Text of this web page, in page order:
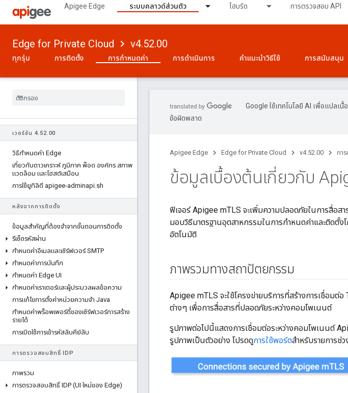
Apigee Edge ระบบคลาวด์ส่วนตัว ไฮบริด การตรวจสอบ API
Edge for Private Cloud v4.52.00
ทุกรุ่น การติดตั้ง การกำหนดค่า การดำเนินการ คำแนะนำวิธีใช้ การสนับสนุน
เวอร์ชัน 4. 52.00
วิธีกําหนดค่า Edge
เกี่ยวกับดาวเคราะห์ ภูมิภาค พ็อด องค์กร สภาพ
แวดล้อม และโฮสต์เสมือน
การใช้ยูทิลิตี apigee-adminapi.sh
หลังจากการติดตั้ง
ข้อมูลสําคัญที่ต้องจําจากขั้นตอนการติดตั้ง
รีเซ็ตรหัสผ่าน
กําหนดค่าอีเมลและเซิร์ฟเวอร์ SMTP
กําหนดค่าการบันทึก
กําหนดค่า Edge UI
กําหนดค่าเราเตอร์และผู้ประมวลผลข้อความ
การแก้ไขการตั้งค่าหน่วยความจํา Java
กําหนดค่าพร็อพเพอร์ตี้ของเซิร์ฟเวอร์การสร้าง
รายได้
การเปิดใช้การเข้ารหัสลับคีย์ลับ
การตรวจสอบสิทธิ์ IDP
ภาพรวม
การตรวจสอบสิทธิ์ IDP (UI ใหม่ของ Edge)
Google ใช้เทคโนโลยี AI เพื่อแปลเ
ข้อผิดพลาด
Apigee Edge Edge for Private Cloud v4.52.00 กา
ข้อมูลเบื้องต้นเกี่ยวกับ
ฟีเจอร์ Apigee mTLS จะเพิ่มความปลอดภัยในการสื่อส
มอบวิธีมาตรฐานอุตสาหกรรมในการกำหนดค่าและติดตั้ง
อัตโนมัติ
ภาพรวมทางสถาปัตยกรรม
Apigee mTLS จะใช้โครงข่ายบริการที่สร้างการเชื่อม
ต่างๆ เพื่อการสื่อสารที่ปลอดภัยระหว่างคอมโพเนนต์
รูปภาพต่อไปนี้แสดงการเชื่อมต่อระหว่างคอมโพเนนต์
รูปภาพเป็นตัวอย่าง โปรดดูการใช้พอร์ตสำหรับรายการช่